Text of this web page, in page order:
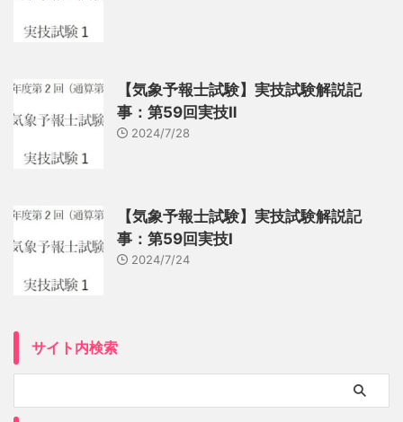
【気象予報士試験】実技試験解説記
事：第59回実技Ⅱ
2024/7/28
【気象予報士試験】実技試験解説記
事：第59回実技Ⅰ
2024/7/24
サイト内検索